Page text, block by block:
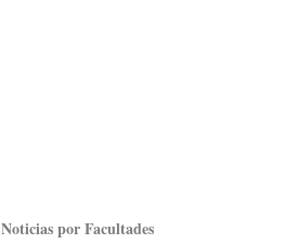
Noticias por Facultades